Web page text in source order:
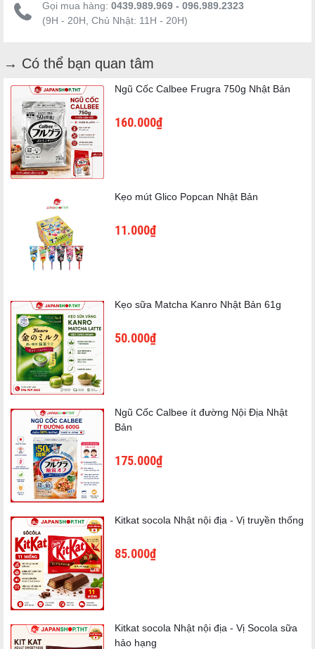
✔ Hương vị đậu đỏ truyền thống Nhật Bản
✔ Kẹo cứng tan chậm, thưởng thức lâu hơn
✔ Thích hợp dùng khi làm việc, học tập hoặc mang theo khi di
chuyển
✔ Sản xuất tại Nhật Bản
Gọi mua hàng: 0439.989.969 - 096.989.2323
(9H - 20H, Chủ Nhật: 11H - 20H)
→ Có thể bạn quan tâm
Ngũ Cốc Calbee Frugra 750g Nhật Bản
160.000₫
Kẹo mút Glico Popcan Nhật Bản
11.000₫
Kẹo sữa Matcha Kanro Nhật Bản 61g
50.000₫
Ngũ Cốc Calbee ít đường Nội Địa Nhật
Bản
175.000₫
Kitkat socola Nhật nội địa - Vị truyền thống
85.000₫
Kitkat socola Nhật nội địa - Vị Socola sữa
hảo hạng